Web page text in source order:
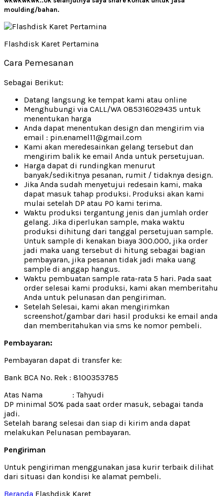
moulding/bahan.
Flashdisk Karet Pertamina
Cara Pemesanan
Sebagai Berikut:
Datang langsung ke tempat kami atau online
Menghubungi via CALL/WA 085316029435 untuk
menentukan harga
Anda dapat menentukan design dan mengirim via
email : pin.enamel11@gmail.com
Kami akan meredesainkan gelang tersebut dan
mengirim balik ke email Anda untuk persetujuan.
Harga dapat di rundingkan menurut
banyak/sedikitnya pesanan, rumit / tidaknya design.
Jika Anda sudah menyetujui redesain kami, maka
dapat masuk tahap produksi. Produksi akan kami
mulai setelah DP atau PO kami terima.
Waktu produksi tergantung jenis dan jumlah order
gelang. Jika diperlukan sample, maka waktu
produksi dihitung dari tanggal persetujuan sample.
Untuk sample di kenakan biaya 300.000, jika order
jadi maka uang tersebut di hitung sebagai bagian
pembayaran, jika pesanan tidak jadi maka uang
sample di anggap hangus.
Waktu pembuatan sample rata-rata 5 hari. Pada saat
order selesai kami produksi, kami akan memberitahu
Anda untuk pelunasan dan pengiriman.
Setelah Selesai, kami akan mengirimkan
screenshot/gambar dari hasil produksi ke email anda
dan memberitahukan via sms ke nomor pembeli.
Pembayaran:
Pembayaran dapat di transfer ke:
Bank BCA No. Rek : 8100353785
Atas Nama : Tahyudi
DP minimal 50% pada saat order masuk, sebagai tanda
jadi.
Setelah barang selesai dan siap di kirim anda dapat
melakukan Pelunasan pembayaran.
Pengiriman
Untuk pengiriman menggunakan jasa kurir terbaik dilihat
dari situasi dan kondisi ke alamat pembeli.
Beranda Flashdisk Karet